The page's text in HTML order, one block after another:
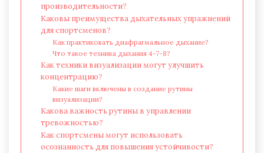
производительности?
Каковы преимущества дыхательных упражнений
для спортсменов?
Как практиковать диафрагмальное дыхание?
Что такое техника дыхания 4-7-8?
Как техники визуализации могут улучшить
концентрацию?
Какие шаги включены в создание рутины
визуализации?
Какова важность рутины в управлении
тревожностью?
Как спортсмены могут использовать
осознанность для повышения устойчивости?